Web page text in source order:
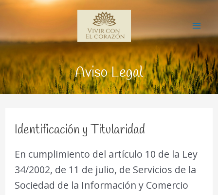
contenido
Aviso Legal
Identificación y Titularidad
En cumplimiento del artículo 10 de la Ley
34/2002, de 11 de julio, de Servicios de la
Sociedad de la Información y Comercio